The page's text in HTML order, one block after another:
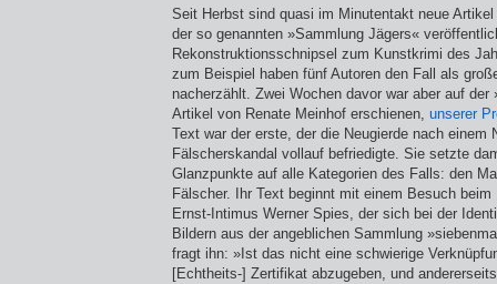
Seit Herbst sind quasi im Minutentakt neue
der so genannten »Sammlung Jägers«
Rekonstruktionsschnipsel zum Kunstkrimi des
zum Beispiel haben fünf Autoren den Fall als
nacherzählt. Zwei Wochen davor war aber auf
Artikel von Renate Meinhof erschienen, unserer
Text war der erste, der die Neugierde nach einem
Fälscherskandal vollauf befriedigte. Sie setzte
Glanzpunkte auf alle Kategorien des Falls: den
Fälscher. Ihr Text beginnt mit einem Besuch
Ernst-Intimus Werner Spies, der sich bei der
Bildern aus der angeblichen Sammlung
fragt ihn: »Ist das nicht eine schwierige
[Echtheits-] Zertifikat abzugeben, und